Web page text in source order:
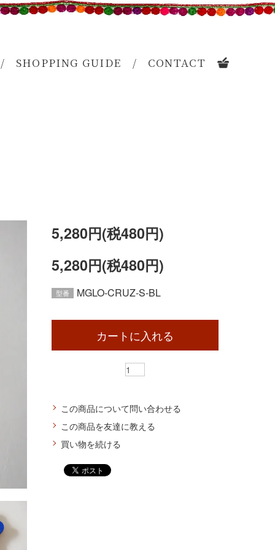
SHOPPING GUIDE CONTACT
5,280円(税480円)
5,280円(税480円)
型番 MGLO-CRUZ-S-BL
カートに入れる
この商品について問い合わせる
この商品を友達に教える
買い物を続ける